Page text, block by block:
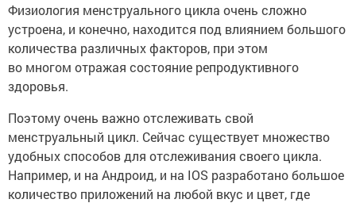
Физиология менструального цикла очень сложно
устроена, и конечно, находится под влиянием большого
количества различных факторов, при этом
во многом отражая состояние репродуктивного
здоровья.
Поэтому очень важно отслеживать свой
менструальный цикл. Сейчас существует множество
удобных способов для отслеживания своего цикла.
Например, и на Андроид, и на IOS разработано большое
количество приложений на любой вкус и цвет, где